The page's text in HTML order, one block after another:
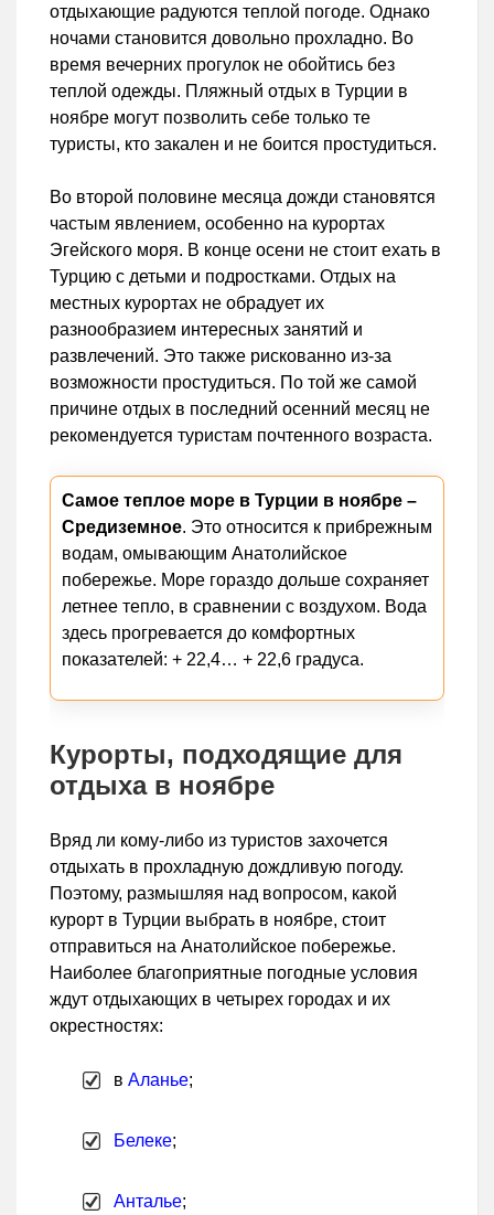
отдыхающие радуются теплой погоде. Однако
ночами становится довольно прохладно. Во
время вечерних прогулок не обойтись без
теплой одежды. Пляжный отдых в Турции в
ноябре могут позволить себе только те
туристы, кто закален и не боится простудиться.
Во второй половине месяца дожди становятся
частым явлением, особенно на курортах
Эгейского моря. В конце осени не стоит ехать в
Турцию с детьми и подростками. Отдых на
местных курортах не обрадует их
разнообразием интересных занятий и
развлечений. Это также рискованно из-за
возможности простудиться. По той же самой
причине отдых в последний осенний месяц не
рекомендуется туристам почтенного возраста.
Самое теплое море в Турции в ноябре –
Средиземное. Это относится к прибрежным
водам, омывающим Анатолийское
побережье. Море гораздо дольше сохраняет
летнее тепло, в сравнении с воздухом. Вода
здесь прогревается до комфортных
показателей: + 22,4… + 22,6 градуса.
Курорты, подходящие для
отдыха в ноябре
Вряд ли кому-либо из туристов захочется
отдыхать в прохладную дождливую погоду.
Поэтому, размышляя над вопросом, какой
курорт в Турции выбрать в ноябре, стоит
отправиться на Анатолийское побережье.
Наиболее благоприятные погодные условия
ждут отдыхающих в четырех городах и их
окрестностях:
в Аланье;
Белеке;
Анталье;